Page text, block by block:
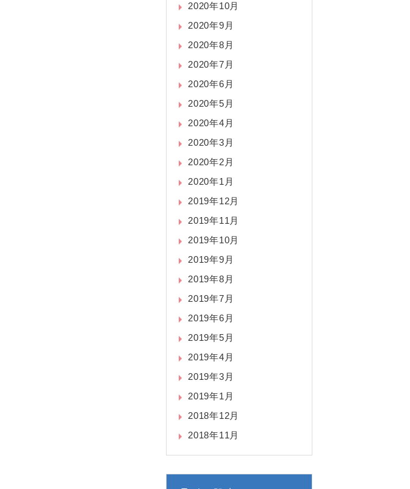
2020年10月
2020年9月
2020年8月
2020年7月
2020年6月
2020年5月
2020年4月
2020年3月
2020年2月
2020年1月
2019年12月
2019年11月
2019年10月
2019年9月
2019年8月
2019年7月
2019年6月
2019年5月
2019年4月
2019年3月
2019年1月
2018年12月
2018年11月